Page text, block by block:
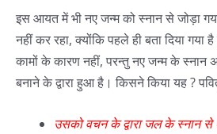
इस आयत में भी नए जन्म को स्नान से जोड़ा
नहीं कर रहा, क्योंकि पहले ही बता दिया गया है
कामों के कारण नहीं, परन्तु नए जन्म के स्नान
बनाने के द्वारा हुआ है। किसने किया यह ?
उसको वचन के द्वारा जल के स्‍नान से